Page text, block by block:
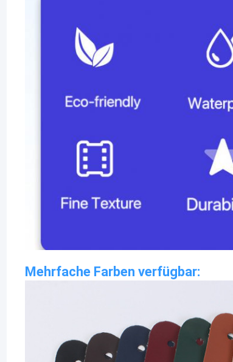
Mehrfache Farben verfügbar: